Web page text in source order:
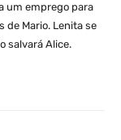
um emprego para
de Mario. Lenita se
salvará Alice.